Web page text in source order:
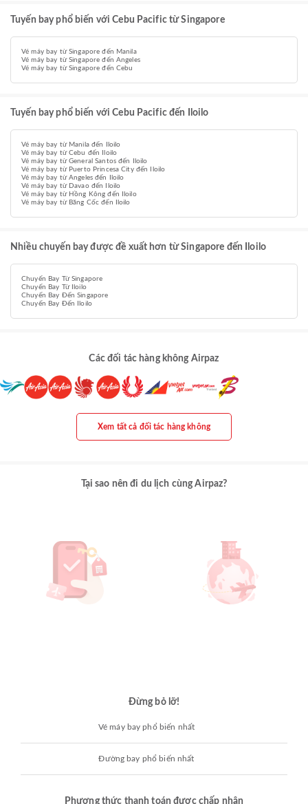
Tuyến bay phổ biến với Cebu Pacific từ Singapore
Vé máy bay từ Singapore đến Manila
Vé máy bay từ Singapore đến Angeles
Vé máy bay từ Singapore đến Cebu
Tuyến bay phổ biến với Cebu Pacific đến Iloilo
Vé máy bay từ Manila đến Iloilo
Vé máy bay từ Cebu đến Iloilo
Vé máy bay từ General Santos đến Iloilo
Vé máy bay từ Puerto Princesa City đến Iloilo
Vé máy bay từ Angeles đến Iloilo
Vé máy bay từ Davao đến Iloilo
Vé máy bay từ Hồng Kông đến Iloilo
Vé máy bay từ Băng Cốc đến Iloilo
Nhiều chuyến bay được đề xuất hơn từ Singapore đến Iloilo
Chuyến Bay Từ Singapore
Chuyến Bay Từ Iloilo
Chuyến Bay Đến Singapore
Chuyến Bay Đến Iloilo
Các đối tác hàng không Airpaz
Xem tất cả đối tác hàng không
Tại sao nên đi du lịch cùng Airpaz?
Đừng bỏ lỡ!
Vé máy bay phổ biến nhất
Đường bay phổ biến nhất
Phương thức thanh toán được chấp nhận